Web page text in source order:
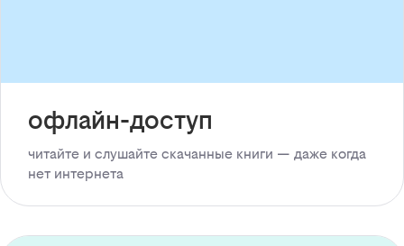
офлайн-доступ
читайте и слушайте скачанные книги — даже когда
нет интернета